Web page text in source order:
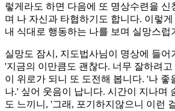
렇게라도 하면 다음에 또 명상수련을 신
며 나 자신과 타협하기도 합니다. 이렇
내 식대로 행동하는 나를 보며 실망스럽
실망도 잠시, 지도법사님이 명상에 들어
'지금의 이만큼도 괜찮다. 너무 잘하려
이 위로가 되니 또 도전해 봅니다. '나 좋
나.' 싶어 웃음이 납니다. 시간이 지나며
도 느끼니, '그래, 포기하지않으니 이런